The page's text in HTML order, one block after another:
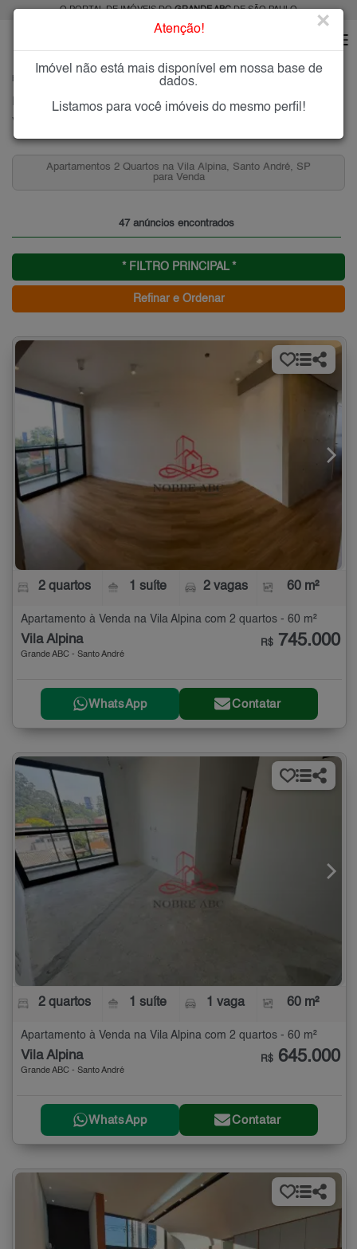
O PORTAL DE IMÓVEIS DOGRANDE ABCDE SÃO PAULO
SANTO ANDRÉ
Imóveis à Venda na Vila Alpina, Santo André
Vila Alpina - Santo André, Grande ABC
Apartamentos 2 Quartos na Vila Alpina, Santo André, SP
para Venda
47 anúncios encontrados
* FILTRO PRINCIPAL *
Refinar e Ordenar
2 quartos 1 suíte 2 vagas 60 m²
Apartamento à Venda na Vila Alpina com 2 quartos - 60 m²
Vila Alpina
Grande ABC - Santo André
R$ 745.000
WhatsApp Contatar
2 quartos 1 suíte 1 vaga 60 m²
Apartamento à Venda na Vila Alpina com 2 quartos - 60 m²
Vila Alpina
Grande ABC - Santo André
R$ 645.000
WhatsApp Contatar
Atenção! ×
Imóvel não está mais disponível em nossa base de
dados.
Listamos para você imóveis do mesmo perfil!